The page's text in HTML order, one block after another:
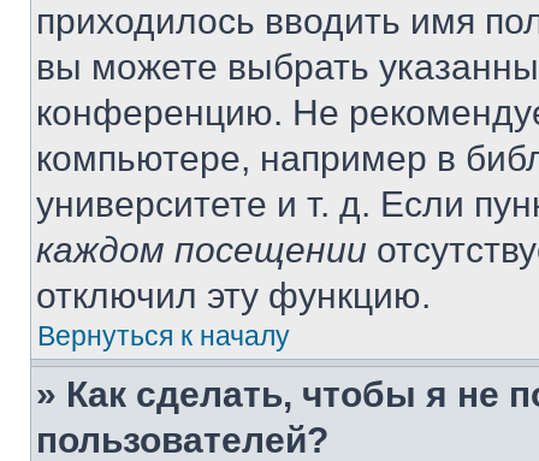
приходилось вводить имя
вы можете выбрать
конференцию. Не
компьютере, например в
университете и т. д. Если
каждом посещении
отключил эту функцию.
Вернуться к началу
» Как сделать, чтобы я не
пользователей?